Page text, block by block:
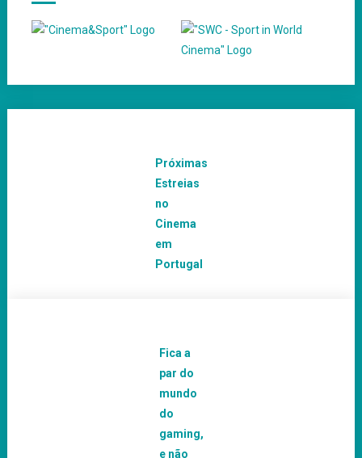
Próximas
Estreias
no
Cinema
em
Portugal
Fica a
par do
mundo
do
gaming,
e não